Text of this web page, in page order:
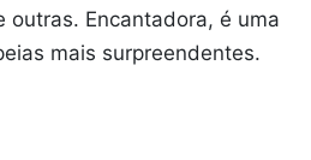
Encantadora, é uma
mais surpreendentes.